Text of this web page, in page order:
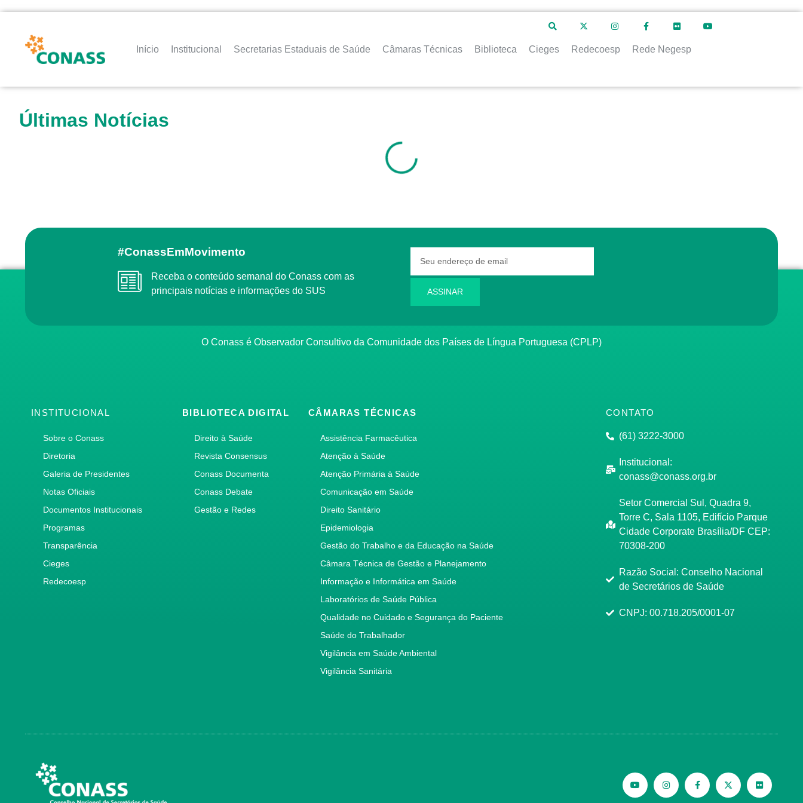
Início Institucional Secretarias Estaduais de Saúde Câmaras Técnicas Biblioteca Cieges Redecoesp Rede Negesp
Últimas Notícias
#ConassEmMovimento
Receba o conteúdo semanal do Conass com as
principais notícias e informações do SUS
ASSINAR
O Conass é Observador Consultivo da Comunidade dos Países de Língua Portuguesa (CPLP)
INSTITUCIONAL
Sobre o Conass
Diretoria
Galeria de Presidentes
Notas Oficiais
Documentos Institucionais
Programas
Transparência
Cieges
Redecoesp
BIBLIOTECA DIGITAL
Direito à Saúde
Revista Consensus
Conass Documenta
Conass Debate
Gestão e Redes
CÂMARAS TÉCNICAS
Assistência Farmacêutica
Atenção à Saúde
Atenção Primária à Saúde
Comunicação em Saúde
Direito Sanitário
Epidemiologia
Gestão do Trabalho e da Educação na Saúde
Câmara Técnica de Gestão e Planejamento
Informação e Informática em Saúde
Laboratórios de Saúde Pública
Qualidade no Cuidado e Segurança do Paciente
Saúde do Trabalhador
Vigilância em Saúde Ambiental
Vigilância Sanitária
CONTATO
(61) 3222-3000
Institucional:
conass@conass.org.br
Setor Comercial Sul, Quadra 9,
Torre C, Sala 1105, Edifício Parque
Cidade Corporate Brasília/DF CEP:
70308-200
Razão Social: Conselho Nacional
de Secretários de Saúde
CNPJ: 00.718.205/0001-07